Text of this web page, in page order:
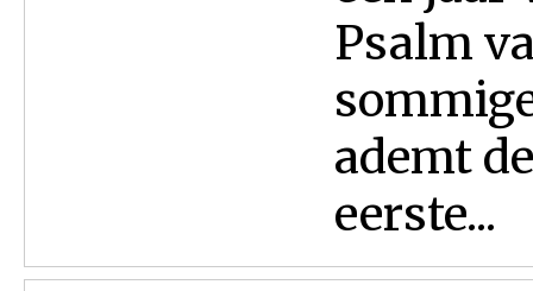
Psalm
ademt
eerste...